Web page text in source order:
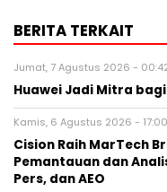
BERITA TERKAIT
Jumat, 7 Agustus 2026 -
Huawei Jadi Mitra bagi
Kamis, 6 Agustus 2026 -
Cision Raih MarTech
Pemantauan dan
Pers, dan AEO